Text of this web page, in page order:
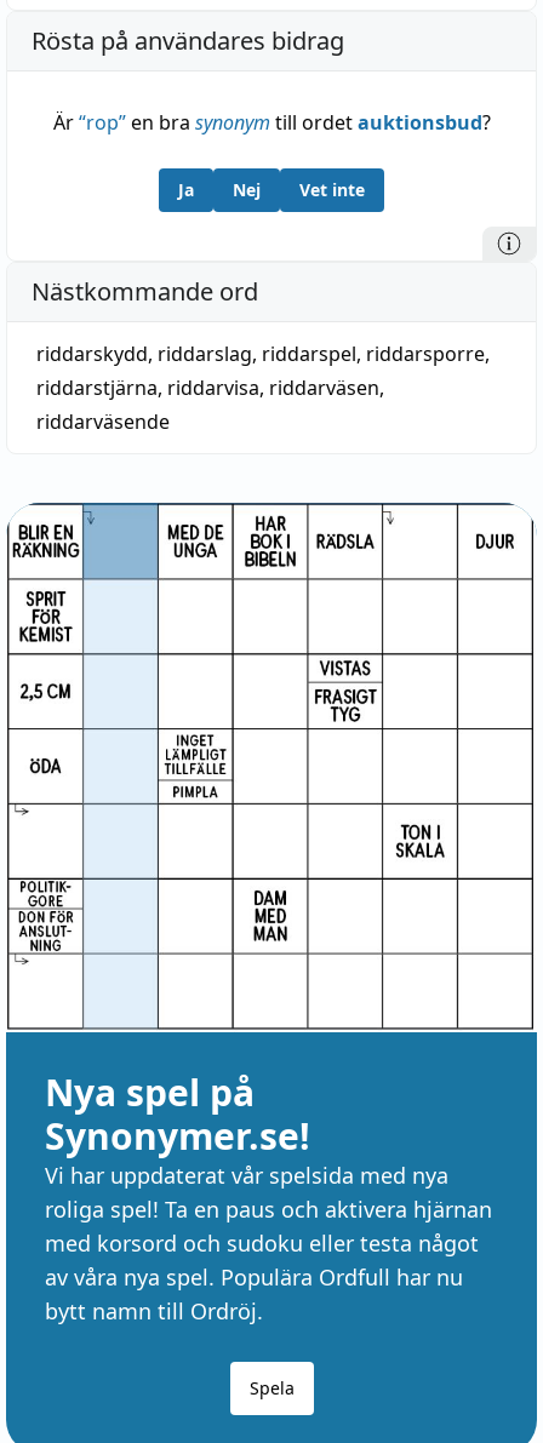
Rösta på användares bidrag
Är“rop”en bra synonym till ordetauktionsbud?
Ja Nej Vet inte
Nästkommande ord
riddarskydd, riddarslag, riddarspel, riddarsporre,
riddarstjärna, riddarvisa, riddarväsen,
riddarväsende
Nya spel på
Synonymer.se!
Vi har uppdaterat vår spelsida med nya
roliga spel! Ta en paus och aktivera hjärnan
med korsord och sudoku eller testa något
av våra nya spel. Populära Ordfull har nu
bytt namn till Ordröj.
Spela